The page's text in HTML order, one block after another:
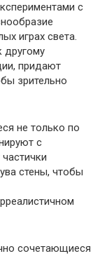
с
играх света.
другому
придают
зрительно
не только по
с
стены, чтобы
сочетающиеся